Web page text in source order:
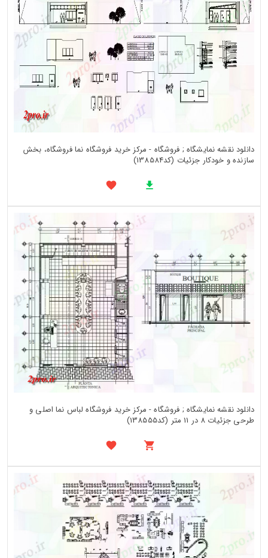
دانلود نقشه نمایشگاه ; فروشگاه - مرکز خرید فروشگاه نما فروشگاه، بخش
سازنده و خودکار جزئیات (کد138584)
دانلود نقشه نمایشگاه ; فروشگاه - مرکز خرید فروشگاه لباس نما اصلی و
طرحی جزئیات 8 در 11 متر (کد138555)